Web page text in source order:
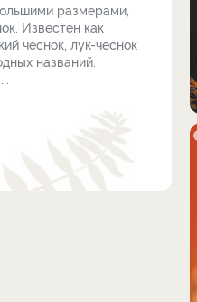
размерами,
Известен как
чеснок, лук-чеснок
названий.